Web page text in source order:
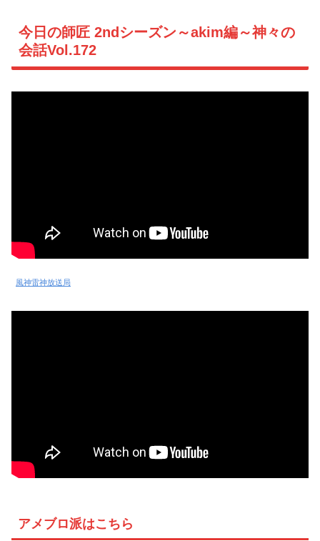
今日の師匠 2ndシーズン～akim編～神々の
会話Vol.172
風神雷神放送局
アメブロ派はこちら